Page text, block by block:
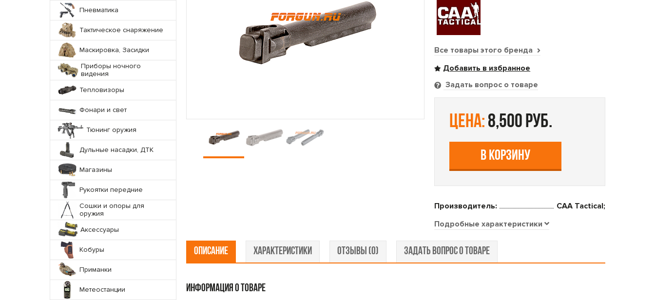
Пневматика
Тактическое снаряжение
Маскировка, Засидки
Приборы ночного
видения
Тепловизоры
Фонари и свет
Тюнинг оружия
Дульные насадки, ДТК
Магазины
Рукоятки передние
Сошки и опоры для
оружия
Аксессуары
Кобуры
Приманки
Метеостанции
Все товары этого бренда
Задать вопрос о товаре
цена: 8,500 руб.
В КОРЗИНУ
Производитель:
CAA Tactical;
Подробные характеристики
ОПИСАНИЕ ХАРАКТЕРИСТИКИ ОТЗЫВЫ (0) ЗАДАТЬ ВОПРОС О ТОВАРЕ
ИНФОРМАЦИЯ О ТОВАРЕ